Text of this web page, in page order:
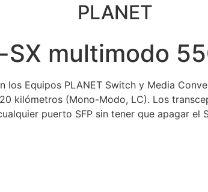
PLANET
SX multimodo
Equipos PLANET Switch y Media
kilómetros (Mono-Modo, LC). Los
puerto SFP sin tener que apagar el